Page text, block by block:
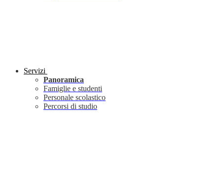
Servizi
Panoramica
Famiglie e studenti
Personale scolastico
Percorsi di studio